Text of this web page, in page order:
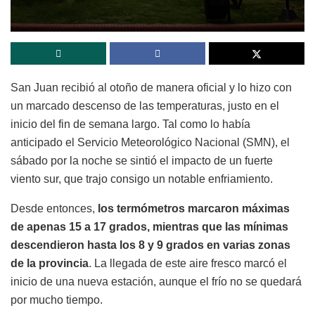
San Juan recibió al otoño de manera oficial y lo hizo con
un marcado descenso de las temperaturas, justo en el
inicio del fin de semana largo. Tal como lo había
anticipado el Servicio Meteorológico Nacional (SMN), el
sábado por la noche se sintió el impacto de un fuerte
viento sur, que trajo consigo un notable enfriamiento.
Desde entonces, los termómetros marcaron máximas
de apenas 15 a 17 grados, mientras que las mínimas
descendieron hasta los 8 y 9 grados en varias zonas
de la provincia. La llegada de este aire fresco marcó el
inicio de una nueva estación, aunque el frío no se quedará
por mucho tiempo.